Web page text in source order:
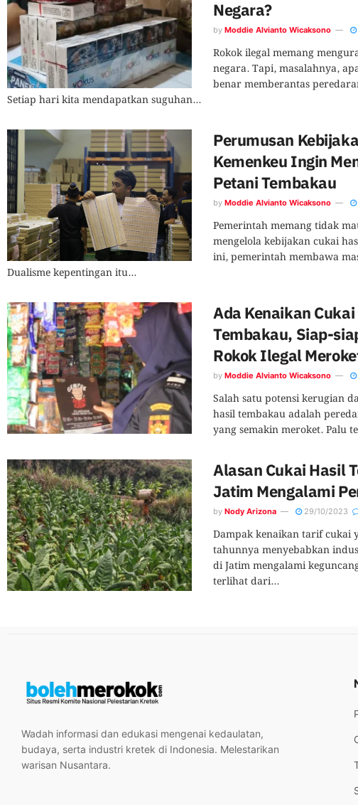
Negara?
by Moddie Alvianto Wicaksono
Rokok ilegal memang
negara. Tapi, masalahnya,
benar memberantas
Setiap hari kita mendapatkan suguhan...
Perumusan
Kemenkeu Ingin
Petani Tembakau
by Moddie Alvianto Wicaksono
Pemerintah memang tidak
mengelola kebijakan cukai
ini, pemerintah membawa
Dualisme kepentingan itu...
Ada Kenaikan
Tembakau, Siap-
Rokok Ilegal
by Moddie Alvianto Wicaksono
Salah satu potensi kerugian
hasil tembakau adalah
yang semakin meroket. Palu
Alasan Cukai Hasil
Jatim Mengalami
by Nody Arizona 29/10/2023
Dampak kenaikan tarif cukai
tahunnya menyebabkan
di Jatim mengalami
terlihat dari...
Wadah informasi dan edukasi mengenai kedaulatan,
budaya, serta industri kretek di Indonesia. Melestarikan
warisan Nusantara.